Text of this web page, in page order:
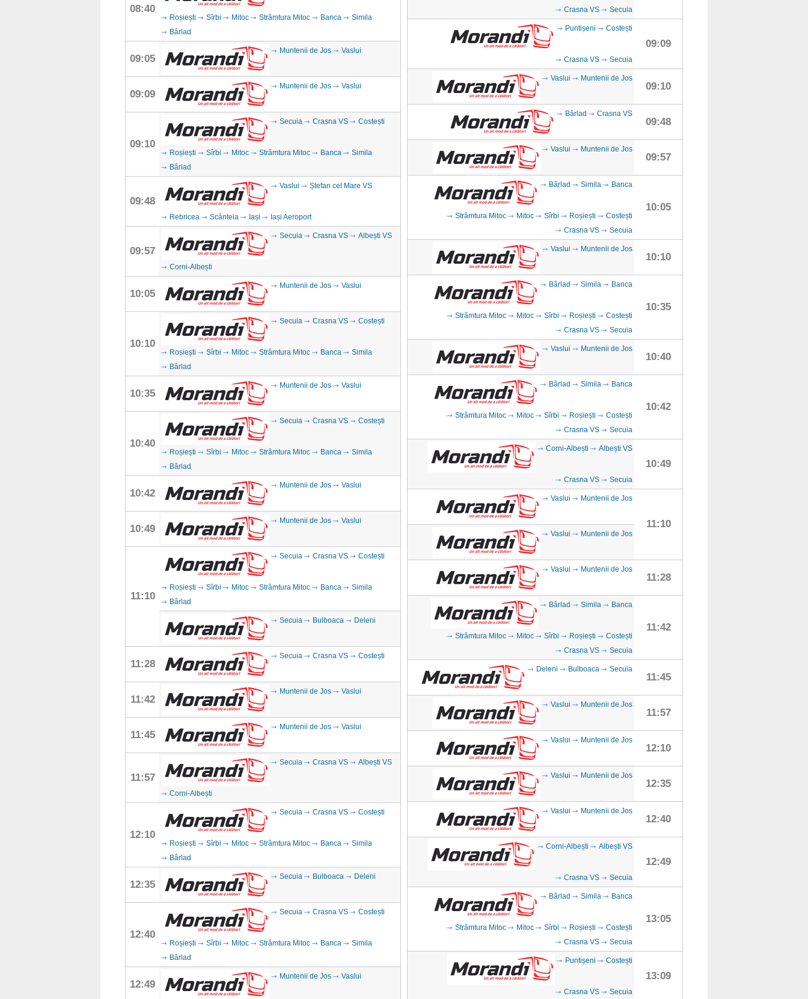
08:40
Roșiești Sîrbi Mitoc Strâmtura Mitoc Banca
Simila
Bârlad
09:05
Muntenii de Jos Vaslui
09:09
Muntenii de Jos Vaslui
09:10
Secuia Crasna VS Costești
Roșiești Sîrbi Mitoc Strâmtura Mitoc Banca
Simila
Bârlad
09:48
Vaslui Ștefan cel Mare VS
Rebricea Scânteia Iași Iași Aeroport
09:57
Secuia Crasna VS Albești VS
Corni-Albești
10:05
Muntenii de Jos Vaslui
10:10
Secuia Crasna VS Costești
Roșiești Sîrbi Mitoc Strâmtura Mitoc Banca
Simila
Bârlad
10:35
Muntenii de Jos Vaslui
10:40
Secuia Crasna VS Costești
Roșiești Sîrbi Mitoc Strâmtura Mitoc Banca
Simila
Bârlad
10:42
Muntenii de Jos Vaslui
10:49
Muntenii de Jos Vaslui
11:10
Secuia Crasna VS Costești
Roșiești Sîrbi Mitoc Strâmtura Mitoc Banca
Simila
Bârlad
Secuia Bulboaca Deleni
11:28
Secuia Crasna VS Costești
11:42
Muntenii de Jos Vaslui
11:45
Muntenii de Jos Vaslui
11:57
Secuia Crasna VS Albești VS
Corni-Albești
12:10
Secuia Crasna VS Costești
Roșiești Sîrbi Mitoc Strâmtura Mitoc Banca
Simila
Bârlad
12:35
Secuia Bulboaca Deleni
12:40
Secuia Crasna VS Costești
Roșiești Sîrbi Mitoc Strâmtura Mitoc Banca
Simila
Bârlad
12:49
Muntenii de Jos Vaslui
Crasna VS
Secuia
Puntișeni Costești
Crasna VS Secuia
09:09
Vaslui Muntenii de Jos
09:10
Bârlad Crasna VS
09:48
Vaslui Muntenii de Jos
09:57
Bârlad Simila Banca
Strâmtura Mitoc Mitoc Sîrbi Roșiești
Costești
Crasna VS
Secuia
10:05
Vaslui Muntenii de Jos
10:10
Bârlad Simila Banca
Strâmtura Mitoc Mitoc Sîrbi Roșiești
Costești
Crasna VS
Secuia
10:35
Vaslui Muntenii de Jos
10:40
Bârlad Simila Banca
Strâmtura Mitoc Mitoc Sîrbi Roșiești
Costești
Crasna VS
Secuia
10:42
Corni-Albești Albești VS
Crasna VS Secuia
10:49
Vaslui Muntenii de Jos
11:10
Vaslui Muntenii de Jos
Vaslui Muntenii de Jos
11:28
Bârlad Simila Banca
Strâmtura Mitoc Mitoc Sîrbi Roșiești
Costești
Crasna VS
Secuia
11:42
Deleni Bulboaca Secuia
11:45
Vaslui Muntenii de Jos
11:57
Vaslui Muntenii de Jos
12:10
Vaslui Muntenii de Jos
12:35
Vaslui Muntenii de Jos
12:40
Corni-Albești Albești VS
Crasna VS Secuia
12:49
Bârlad Simila Banca
Strâmtura Mitoc Mitoc Sîrbi Roșiești
Costești
Crasna VS
Secuia
13:05
Puntișeni Costești
Crasna VS Secuia
13:09